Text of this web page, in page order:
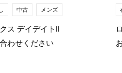
中古 メンズ
ス デイデイトII
わせください